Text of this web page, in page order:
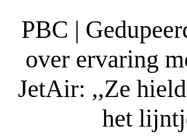
PBC |
over ervaring
JetAir: ,,Ze
het